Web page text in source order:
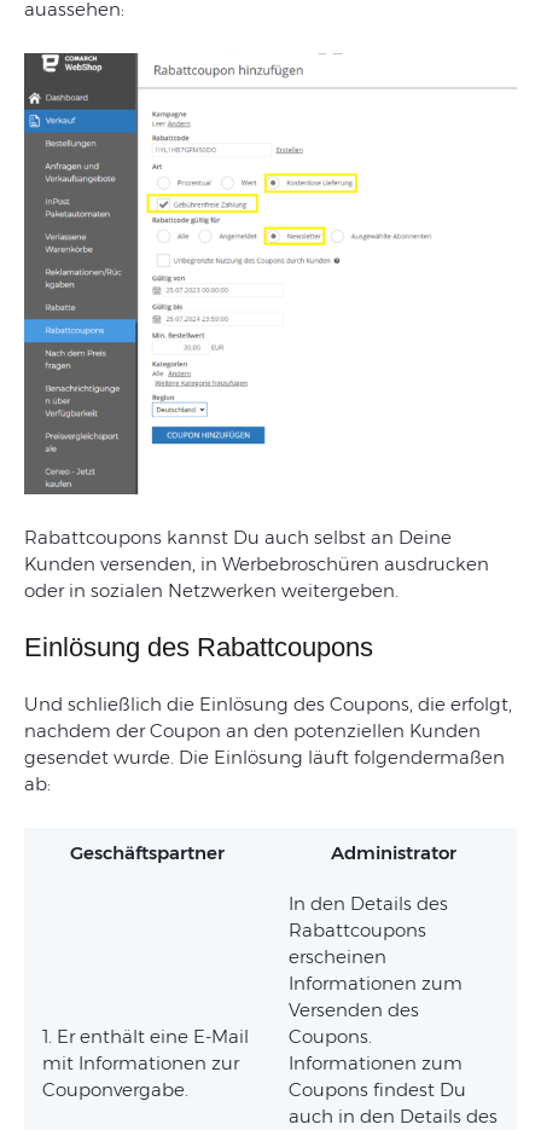
auassehen:
Rabattcoupons kannst Du auch selbst an Deine
Kunden versenden, in Werbebroschüren ausdrucken
oder in sozialen Netzwerken weitergeben.
Einlösung des Rabattcoupons
Und schließlich die Einlösung des Coupons, die erfolgt,
nachdem der Coupon an den potenziellen Kunden
gesendet wurde. Die Einlösung läuft folgendermaßen
ab:
Geschäftspartner Administrator
1. Er enthält eine E-Mail
mit Informationen zur
Couponvergabe.
In den Details des
Rabattcoupons
erscheinen
Informationen zum
Versenden des
Coupons.
Informationen zum
Coupons findest Du
auch in den Details des